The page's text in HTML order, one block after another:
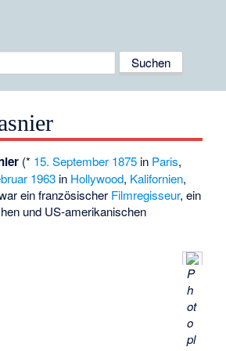
(* 15. September 1875 in Paris,
1963 in Hollywood, Kalifornien,
ein französischer Filmregisseur, ein
und US-amerikanischen
P
h
ot
o
pl